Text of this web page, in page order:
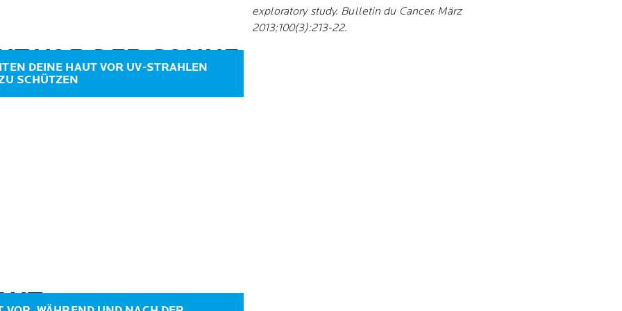
exploratory study. Bulletin du Cancer. März
2013;100(3):213-22.
VOR DER SONNE
DEINE HAUT VOR UV-STRAHLEN
SCHÜTZEN